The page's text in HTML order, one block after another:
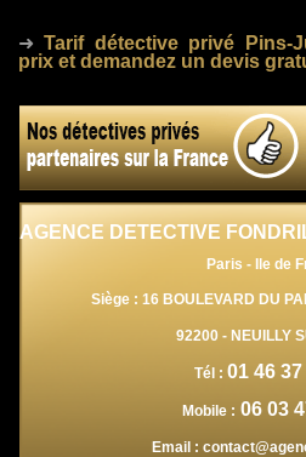
➜Tarif détective privé Pins-
prix et demandez un devis
AGENCE DETECTIVE
Paris - Ile de
Siège : 16 BOULEVARD DU
92200 -NEUILLY
Tél : 01 46
Mobile : 06 03
Email :